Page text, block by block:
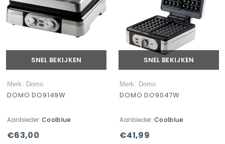
SNEL BEKIJKEN
Merk: Domo
DOMO DO9149W
Aanbieder: Coolblue
€63,00
SNEL BEKIJKEN
Merk: Domo
DOMO DO9047W
Aanbieder: Coolblue
€41,99